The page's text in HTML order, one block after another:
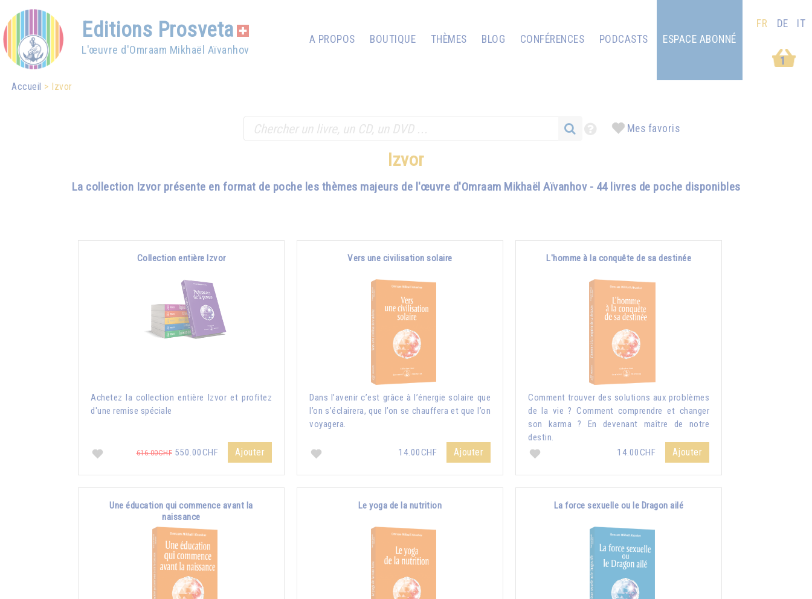
Editions Prosveta
L'œuvre d'Omraam Mikhaël Aïvanhov
A PROPOS BOUTIQUE THÈMES BLOG CONFÉRENCES
PODCASTS
1
ESPACE ABONNÉ
FR DE IT
Accueil Izvor
Mes favoris
Izvor
La collection Izvor présente en format de poche les thèmes majeurs de l'œuvre d'Omraam Mikhaël Aïvanhov - 44 livres de poche disponibles
Collection entière Izvor
Achetez la collection entière Izvor et profitez
d'une remise spéciale
616.00CHF 550.00CHF Ajouter
Vers une civilisation solaire
Dans l’avenir c’est grâce à l’énergie solaire que
l’on s’éclairera, que l’on se chauffera et que l’on
voyagera.
14.00CHF Ajouter
L'homme à la conquête de sa destinée
Comment trouver des solutions aux problèmes
de la vie ? Comment comprendre et changer
son karma ? En devenant maître de notre
destin.
14.00CHF
Ajouter
Une éducation qui commence avant la
naissance
Le yoga de la nutrition La force sexuelle ou le Dragon ailé